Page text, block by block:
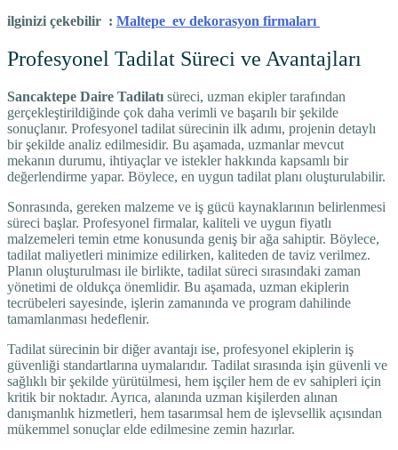
ilginizi çekebilir : Maltepe ev dekorasyon firmaları
Profesyonel Tadilat Süreci ve Avantajları
Sancaktepe Daire Tadilatı süreci, uzman ekipler tarafından
gerçekleştirildiğinde çok daha verimli ve başarılı bir şekilde
sonuçlanır. Profesyonel tadilat sürecinin ilk adımı, projenin detaylı
bir şekilde analiz edilmesidir. Bu aşamada, uzmanlar mevcut
mekanın durumu, ihtiyaçlar ve istekler hakkında kapsamlı bir
değerlendirme yapar. Böylece, en uygun tadilat planı oluşturulabilir.
Sonrasında, gereken malzeme ve iş gücü kaynaklarının belirlenmesi
süreci başlar. Profesyonel firmalar, kaliteli ve uygun fiyatlı
malzemeleri temin etme konusunda geniş bir ağa sahiptir. Böylece,
tadilat maliyetleri minimize edilirken, kaliteden de taviz verilmez.
Planın oluşturulması ile birlikte, tadilat süreci sırasındaki zaman
yönetimi de oldukça önemlidir. Bu aşamada, uzman ekiplerin
tecrübeleri sayesinde, işlerin zamanında ve program dahilinde
tamamlanması hedeflenir.
Tadilat sürecinin bir diğer avantajı ise, profesyonel ekiplerin iş
güvenliği standartlarına uymalarıdır. Tadilat sırasında işin güvenli ve
sağlıklı bir şekilde yürütülmesi, hem işçiler hem de ev sahipleri için
kritik bir noktadır. Ayrıca, alanında uzman kişilerden alınan
danışmanlık hizmetleri, hem tasarımsal hem de işlevsellik açısından
mükemmel sonuçlar elde edilmesine zemin hazırlar.